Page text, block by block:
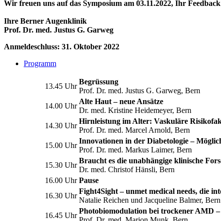
Wir freuen uns auf das Symposium am 03.11.2022, Ihr
Ihre Berner Augenklinik
Prof. Dr. med. Justus G. Garweg
Anmeldeschluss: 31. Oktober 2022
Programm
13.45 Uhr
Begrüssung
Prof. Dr. med. Justus G. Garweg, Bern
14.00 Uhr
Alte Haut – neue Ansätze
Dr. med. Kristine Heidemeyer, Bern
14.30 Uhr
Hirnleistung im Alter: Vaskuläre
Prof. Dr. med. Marcel Arnold, Bern
15.00 Uhr
Innovationen in der Diabetologie –
Prof. Dr. med. Markus Laimer, Bern
15.30 Uhr
Braucht es die unabhängige klinische
Dr. med. Christof Hänsli, Bern
16.00 Uhr Pause
16.30 Uhr
Fight4Sight – unmet medical needs, die
Natalie Reichen und Jacqueline Balmer, Bern
16.45 Uhr
Photobiomodulation bei trockener AMD –